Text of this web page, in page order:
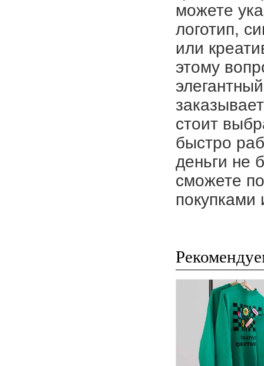
можете
логотип,
или
этому
стоит
быстро
деньги не
сможете
покупками